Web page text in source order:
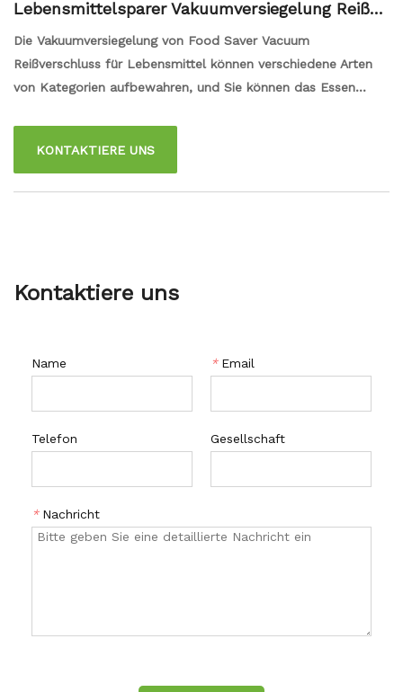
Lebensmittelsparer Vakuumversiegelung Reißve
rschlussbeutel für Lebensmittel
Die Vakuumversiegelung von Food Saver Vacuum
Reißverschluss für Lebensmittel können verschiedene Arten
von Kategorien aufbewahren, und Sie können das Essen
Versiegelung unterstützen, die mehrmals verwendet werden
KONTAKTIERE UNS
Kontaktiere uns
Name * Email
Telefon Gesellschaft
* Nachricht